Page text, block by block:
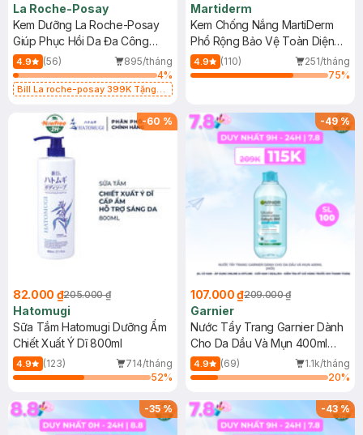
La Roche-Posay
Kem Dưỡng La Roche-Posay
Giúp Phục Hồi Da Đa Công
Dụng 40ml
4.9 (56)
895/tháng
4%
Bill La roche-posay 399K Tặng
(SL có hạn)
Martiderm
Kem Chống Nắng MartiDerm
Phổ Rộng Bảo Vệ Toàn Diện
40ml
4.9 (110)
251/tháng
75%
-60 %
82.000 ₫205.000 ₫
Hatomugi
Sữa Tắm Hatomugi Dưỡng Ẩm
Chiết Xuất Ý Dĩ 800ml
4.9 (123)
714/tháng
52%
-49%
107.000 ₫209.000 ₫
Garnier
Nước Tẩy Trang Garnier Dành
Cho Da Dầu Và Mụn 400ml
(Mới)
4.9 (69)
1.1k/tháng
20%
-35% -43%